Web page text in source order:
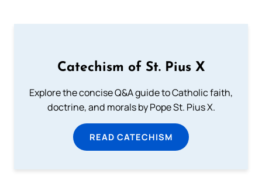
Catechism of St. Pius X
Explore the concise Q&A guide to Catholic faith,
doctrine, and morals by Pope St. Pius X.
READ CATECHISM